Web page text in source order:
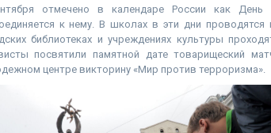
отмечено в календаре России как
к нему. В школах в эти дни
библиотеках и учреждениях культуры
посвятили памятной дате товарищеский
центре викторину «Мир против терроризма».